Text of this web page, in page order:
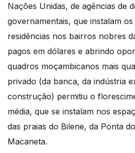
Nações Unidas, de agências de
governamentais, que instalam
residências nos bairros nobres
pagos em dólares e abrindo
quadros moçambicanos mais
privado (da banca, da indústria
construção) permitiu o
média, que se instalam nos
das praias do Bilene, da Ponta
Macaneta.